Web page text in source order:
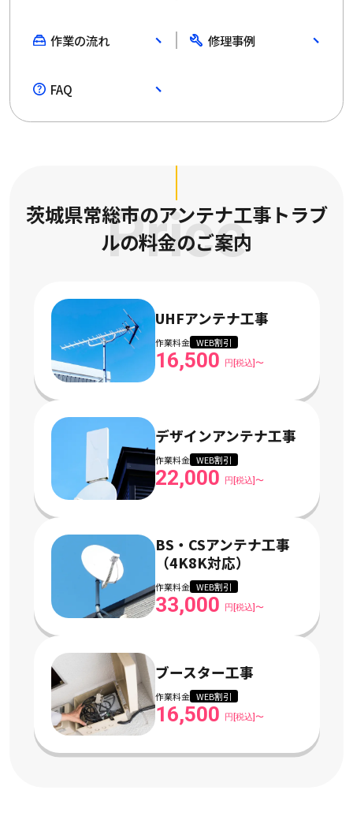
作業の流れ 修理事例
FAQ
Price
茨城県常総市のアンテナ工事トラブ
ルの料金のご案内
UHFアンテナ工事
作業料金 WEB割引
16,500 円[税込]〜
デザインアンテナ工事
作業料金 WEB割引
22,000 円[税込]〜
BS・CSアンテナ工事
（4K8K対応）
作業料金 WEB割引
33,000 円[税込]〜
ブースター工事
作業料金 WEB割引
16,500 円[税込]〜